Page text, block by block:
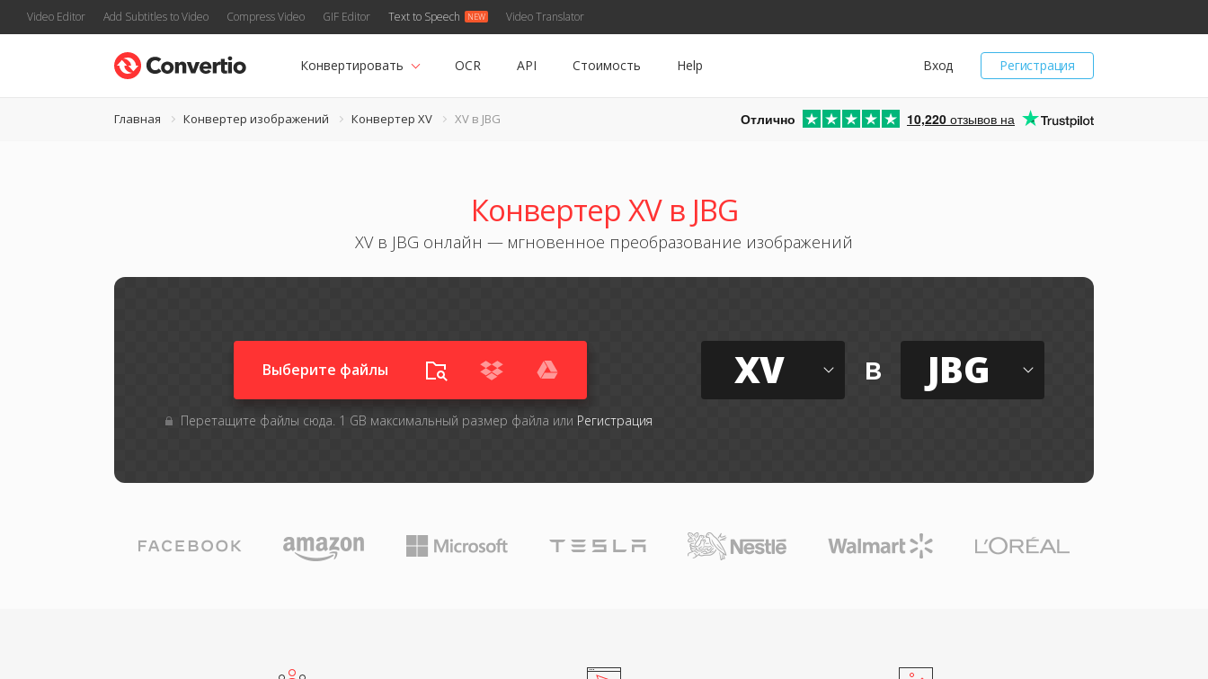
Video Editor Add Subtitles to Video Compress Video GIF Editor Text to Speech Video Translator
Регистрация
Вход
Конвертировать OCR API Стоимость Help
Главная Конвертер изображений Конвертер XV XV в JBG Отлично 10,220 отзывов на
Конвертер XV в JBG
XV в JBG онлайн — мгновенное преобразование изображений
Выберите файлы
Перетащите файлы сюда. 1 GB максимальный размер файла или Регистрация
XV в JBG